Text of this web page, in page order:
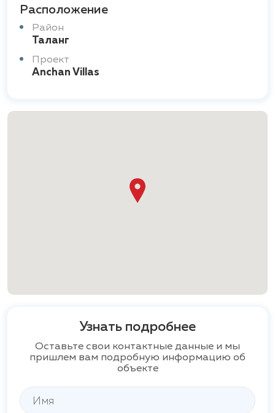
Расположение
Район
Таланг
Проект
Anchan Villas
Узнать подробнее
Оставьте свои контактные данные и мы
пришлем вам подробную информацию об
объекте